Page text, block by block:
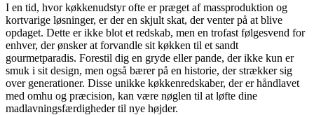
I en tid, hvor køkkenudstyr ofte er præget af massproduktion og
kortvarige løsninger, er der en skjult skat, der venter på at blive
opdaget. Dette er ikke blot et redskab, men en trofast følgesvend for
enhver, der ønsker at forvandle sit køkken til et sandt
gourmetparadis. Forestil dig en gryde eller pande, der ikke kun er
smuk i sit design, men også bærer på en historie, der strækker sig
over generationer. Disse unikke køkkenredskaber, der er håndlavet
med omhu og præcision, kan være nøglen til at løfte dine
madlavningsfærdigheder til nye højder.